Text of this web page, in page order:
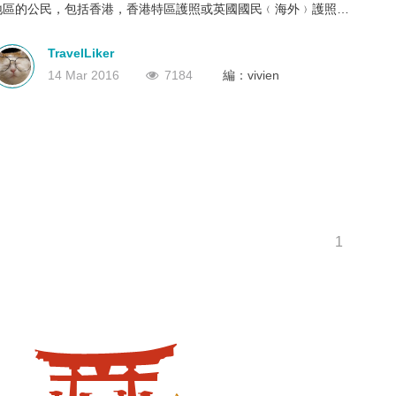
中國 深圳 香港
的公民，包括香港，香港特區護照或英國國民﹙海外﹚護照持
。
TravelLiker
14 Mar 2016
7184 編：vivien
1